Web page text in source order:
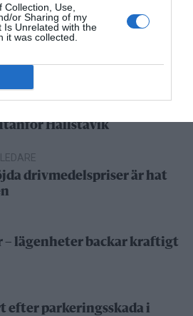
Use,
or Sharing of my
Is Unrelated with the
it was collected.
33°C 33°C
Hallstavik
drivmedelspriser är hat
– lägenheter backar kraftigt
efter parkeringsskada i